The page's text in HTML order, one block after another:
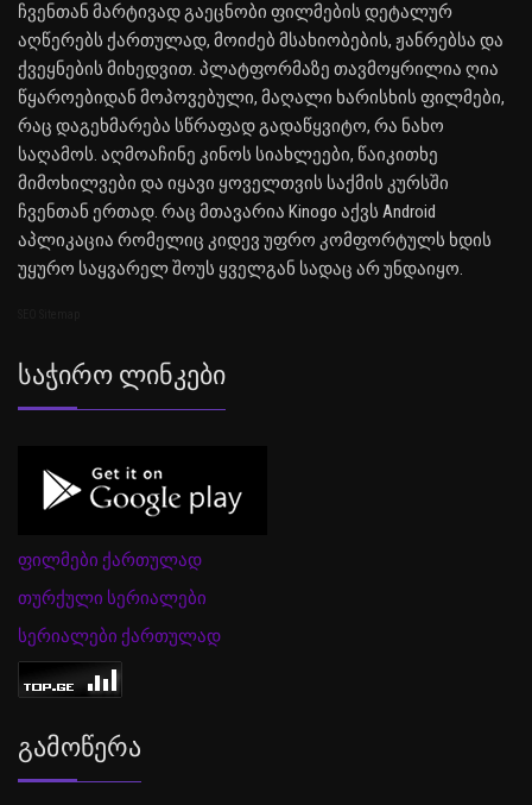
ჩვენთან მარტივად გაეცნობი ფილმების დეტალურ
აღწერებს ქართულად, მოიძებ მსახიობების, ჟანრებსა და
ქვეყნების მიხედვით. პლატფორმაზე თავმოყრილია ღია
წყაროებიდან მოპოვებული, მაღალი ხარისხის ფილმები,
რაც დაგეხმარება სწრაფად გადაწყვიტო, რა ნახო
საღამოს. აღმოაჩინე კინოს სიახლეები, წაიკითხე
მიმოხილვები და იყავი ყოველთვის საქმის კურსში
ჩვენთან ერთად. რაც მთავარია Kinogo აქვს Android
აპლიკაცია რომელიც კიდევ უფრო კომფორტულს ხდის
უყურო საყვარელ შოუს ყველგან სადაც არ უნდაიყო.
Საჭირო Ლინკები
ფილმები ქართულად
თურქული სერიალები
სერიალები ქართულად
Გამოწერა